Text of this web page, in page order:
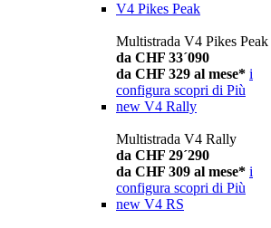
V4 Pikes Peak
Multistrada V4 Pikes Peak
da CHF 33´090
da CHF 329 al mese* i
configura scopri di Più
new V4 Rally
Multistrada V4 Rally
da CHF 29´290
da CHF 309 al mese* i
configura scopri di Più
new V4 RS